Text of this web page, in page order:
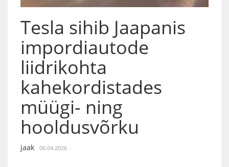
Tesla sihib Jaapanis
impordiautode
liidrikohta
kahekordistades
müügi- ning
hooldusvõrku
jaak 06.04.2026